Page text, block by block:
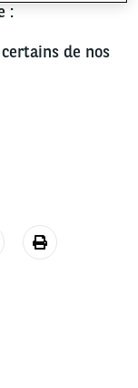
:
de nos
?